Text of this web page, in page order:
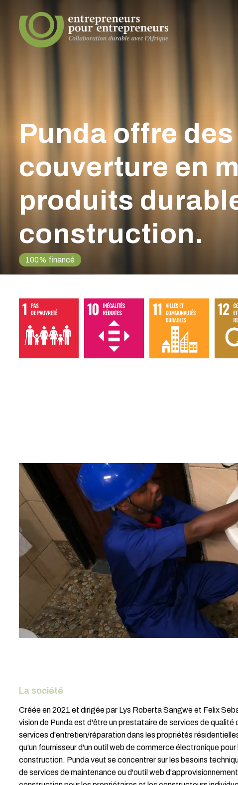
Punda offre
couverture en
produits
construction.
100% financé
La société
Créée en 2021 et dirigée par Lys Roberta Sangwe et Felix
vision de Punda est d'être un prestataire de services de qualité
services d'entretien/réparation dans les propriétés
qu'un fournisseur d'un outil web de commerce électronique
construction. Punda veut se concentrer sur les besoins
de services de maintenance ou d'outil web